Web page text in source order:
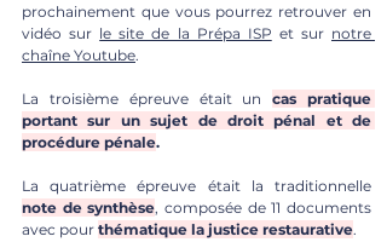
prochainement que vous pourrez retrouver en
vidéo sur le site de la Prépa ISP et sur notre
chaîne Youtube.
La troisième épreuve était un cas pratique
portant sur un sujet de droit pénal et de
procédure pénale.
note de synthèse, composée de 11 documents
avec pour thématique la justice restaurative.